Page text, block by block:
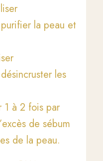
la peau et
les
1 à 2 fois par
de sébum
de la peau.